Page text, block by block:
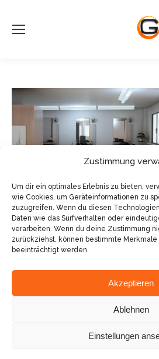
Zustimmung
Um dir ein optimales Erlebnis zu bieten,
wie Cookies, um Geräteinformationen zu
zuzugreifen. Wenn du diesen
Daten wie das Surfverhalten oder
verarbeiten. Wenn du deine Zustimmung
zurückziehst, können bestimmte Merkmale
beeinträchtigt werden.
Akzeptieren
Ablehnen
Einstellungen
Impressum/